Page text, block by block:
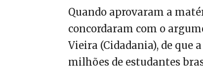
Quando aprovaram a
concordaram com o
Vieira (Cidadania), de que
milhões de estudantes